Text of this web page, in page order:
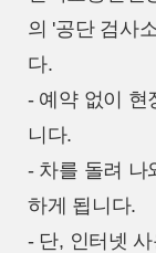
의 '공단 검사
다.
- 예약 없이 현
니다.
- 차를 돌려 나
하게 됩니다.
- 단, 인터넷